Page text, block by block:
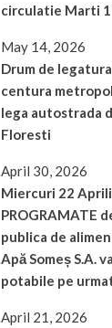
circulatie Marti
May 14, 2026
Drum de
centura
lega autostrada
Floresti
April 30, 2026
Miercuri 22
PROGRAMATE
publica de
Apă Someș S.A.
potabile pe
April 21, 2026